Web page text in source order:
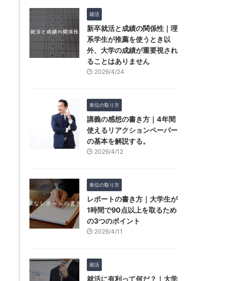
就活
新卒就活と成績の関係性｜理
系学生が推薦を使うとき以
外、大学の成績が重要視され
ることはありません
2026/4/24
単位の取り方
講義の感想の書き方｜4年間
使えるリアクションペーパー
の基本を解説する。
2026/4/12
単位の取り方
レポートの書き方｜大学生が
1時間で90点以上を取るため
の3つのポイント
2026/4/11
就活
就活に有利って何だ？｜大学